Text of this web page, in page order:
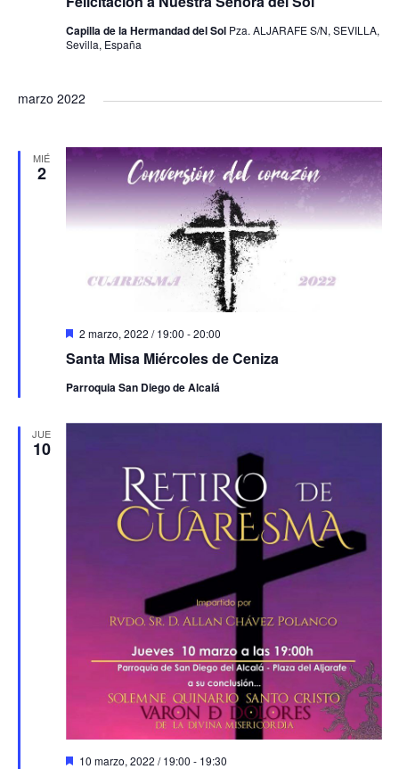
Capilla de la Hermandad del Sol Pza. ALJARAFE S/N, SEVILLA,
Sevilla, España
marzo 2022
MIÉ
2
Santa Misa Miércoles de Ceniza
D
s
a
2 marzo, 2022 / 19:00 -20:00
Parroquia San Diego de Alcalá
JUE
10
D
10 marzo, 2022 / 19:00 - 19:30